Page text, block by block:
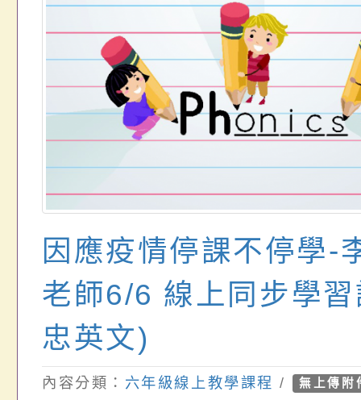
因應疫情停課不停學-
老師6/6 線上同步學
忠英文)
內容分類： 六年級線上教學課程 / 無上傳附